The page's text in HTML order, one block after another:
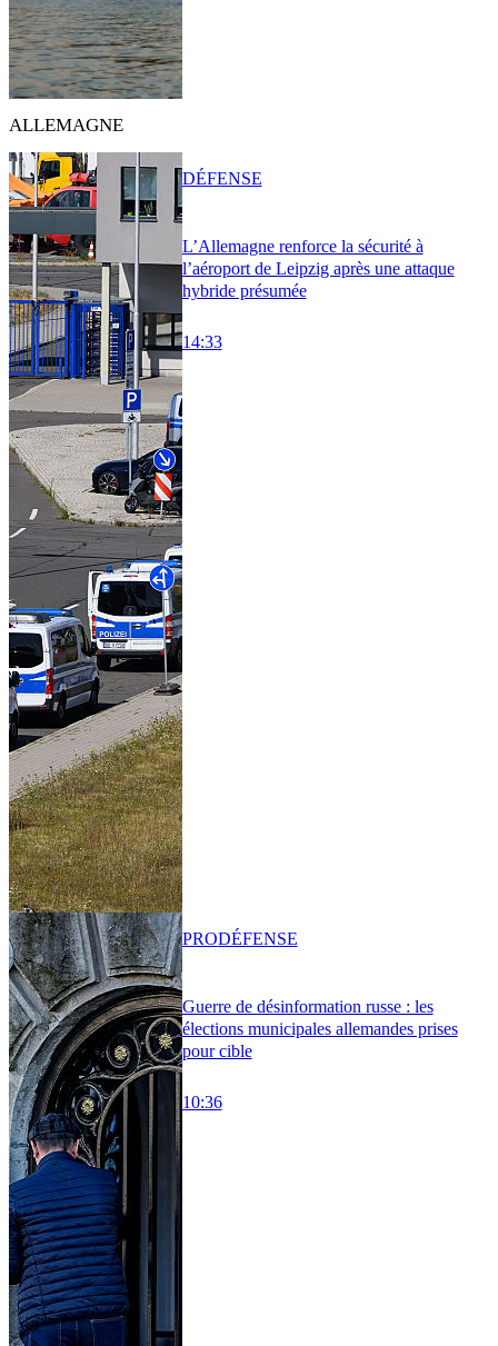
ALLEMAGNE
L’Allemagne renforce la sécurité à
l’aéroport de Leipzig après une attaque
hybride présumée
14:33
DÉFENSE
Guerre de désinformation russe : les
élections municipales allemandes prises
pour cible
10:36
PRODÉFENSE